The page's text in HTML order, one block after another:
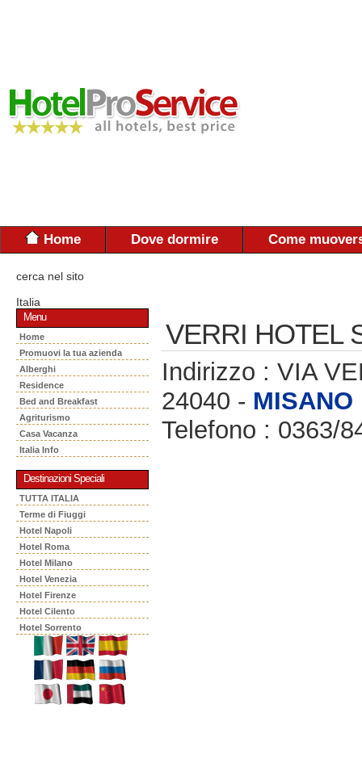
Home Dove dormire Come
cerca nel sito
Italia
Menu
Home
Promuovi la tua azienda
Alberghi
Residence
Bed and Breakfast
Agriturismo
Casa Vacanza
Italia Info
Destinazioni Speciali
TUTTA ITALIA
Terme di Fiuggi
Hotel Napoli
Hotel Roma
Hotel Milano
Hotel Venezia
Hotel Firenze
Hotel Cilento
Hotel Sorrento
VERRI HOTEL
Indirizzo : VIA
24040 - MISANO
Telefono : 0363/